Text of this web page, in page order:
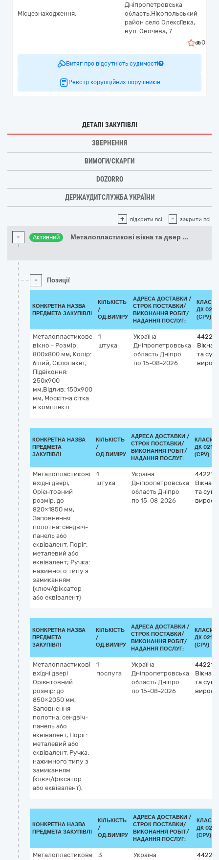
Місцезнаходження:
Дніпропетровська
область,Нікопольський
район село Олексіївка,
вул. Овочева, 7
0
Витяг про відсутність судимості
Реєстр корупційних порушників
ДЕТАЛІ ЗАКУПІВЛІ
ЗВЕРНЕННЯ
ВИМОГИ/СКАРГИ
DOZORRO
ДЕРЖАУДИТСЛУЖБА УКРАЇНИ
+ відкрити всі - закрити всі
- Активний Металопластикові вікна та двер ...
- Позиції
КОНКРЕТНА НАЗВА
ПРЕДМЕТА ЗАКУПІВЛІ
КІЛЬКІСТЬ
/
ОД.ВИМІРУ
АДРЕСА ДОСТАВКИ /
СТРОК ПОСТАВКИ/
ВИКОНАННЯ РОБІТ/
НАДАННЯ ПОСЛУГ:
ДК
(CPV)
Металопластикове
вікно - Розмір:
800х800 мм, Колір:
білий, Склопакет,
Підвіконня:
250х900
мм,Відлив: 150х900
мм, Москітна сітка
в комплекті
1
штука
Україна
Дніпропетровська
область Дніпро
по 15-08-2026
Вікна,
та
КОНКРЕТНА НАЗВА
ПРЕДМЕТА
ЗАКУПІВЛІ
КІЛЬКІСТЬ
/
ОД.ВИМІРУ
АДРЕСА ДОСТАВКИ /
СТРОК ПОСТАВКИ/
ВИКОНАННЯ РОБІТ/
НАДАННЯ ПОСЛУГ:
ДК
(CPV)
Металопластикові
вхідні двері,
Орієнтовний
розмір: до
820×1850 мм,
Заповнення
полотна: сендвіч-
панель або
еквівалент, Поріг:
металевий або
еквівалент; Ручка:
нажимного типу з
замиканням
(ключ/фіксатор
або еквівалент)
1
штука
Україна
Дніпропетровська
область Дніпро
по 15-08-2026
Вікна,
та
вироби
КОНКРЕТНА НАЗВА
ПРЕДМЕТА
ЗАКУПІВЛІ
КІЛЬКІСТЬ
/
ОД.ВИМІРУ
АДРЕСА ДОСТАВКИ /
СТРОК ПОСТАВКИ/
ВИКОНАННЯ РОБІТ/
НАДАННЯ ПОСЛУГ:
ДК
(CPV)
Металопластикові
вхідні двері
Орієнтовний
розмір: до
850×2050 мм,
Заповнення
полотна: сендвіч-
панель або
еквівалент, Поріг:
металевий або
еквівалент, Ручка:
нажимного типу з
замиканням
(ключ/фіксатор
або еквівалент).
1
послуга
Україна
Дніпропетровська
область Дніпро
по 15-08-2026
Вікна,
та
вироби
КОНКРЕТНА НАЗВА
ПРЕДМЕТА ЗАКУПІВЛІ
КІЛЬКІСТЬ
/
ОД.ВИМІРУ
АДРЕСА ДОСТАВКИ /
СТРОК ПОСТАВКИ/
ВИКОНАННЯ РОБІТ/
НАДАННЯ ПОСЛУГ:
ДК
(CPV)
Металопластикове 3 Україна